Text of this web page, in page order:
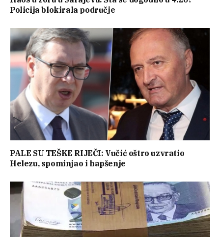
Policija blokirala područje
PALE SU TEŠKE RIJEČI: Vučić oštro uzvratio
Helezu, spominjao i hapšenje